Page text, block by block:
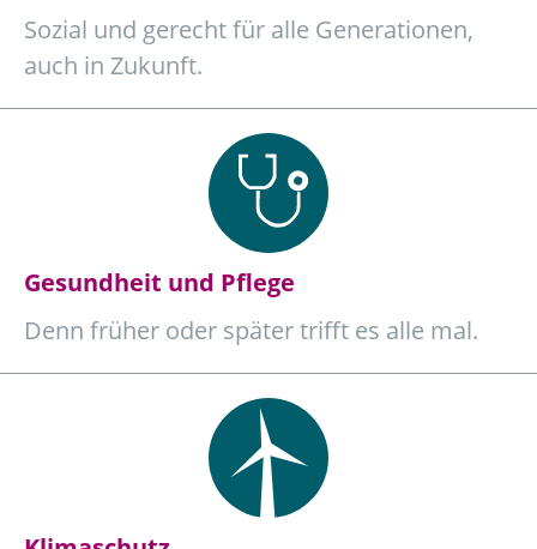
Sozial und gerecht für alle Generationen,
auch in Zukunft.
Gesundheit und Pflege
Denn früher oder später trifft es alle mal.